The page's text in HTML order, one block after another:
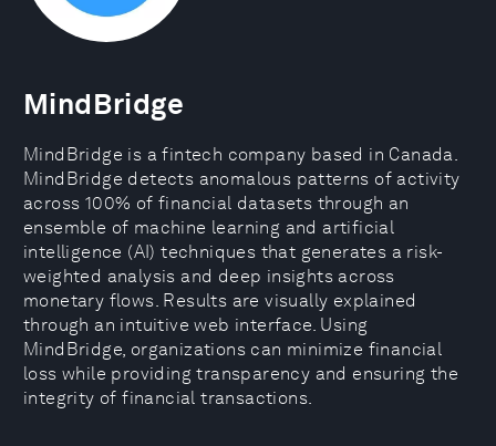
MindBridge
MindBridge is a fintech company based in Canada.
MindBridge detects anomalous patterns of activity
across 100% of financial datasets through an
ensemble of machine learning and artificial
intelligence (AI) techniques that generates a risk-
weighted analysis and deep insights across
monetary flows. Results are visually explained
through an intuitive web interface. Using
MindBridge, organizations can minimize financial
loss while providing transparency and ensuring the
integrity of financial transactions.